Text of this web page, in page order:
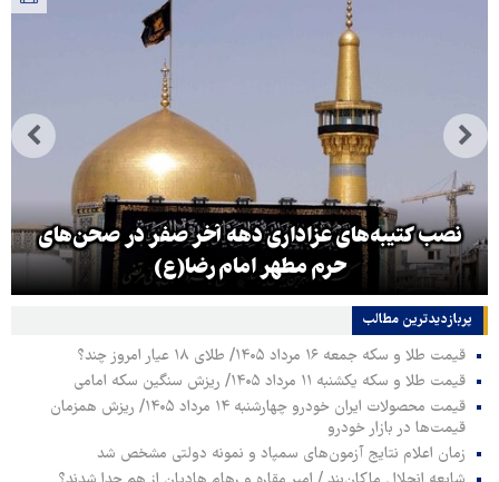
نصب کتیبه‌های عزاداری دهه آخر صفر در صحن‌های
حرم مطهر امام رضا(ع)
پربازدیدترین‌ مطالب
قیمت طلا و سکه جمعه ۱۶ مرداد ۱۴۰۵/ طلای ۱۸ عیار امروز چند؟
قیمت طلا و سکه یکشنبه ۱۱ مرداد ۱۴۰۵/ ریزش سنگین سکه امامی
قیمت محصولات ایران خودرو چهارشنبه ۱۴ مرداد ۱۴۰۵/ ریزش همزمان
قیمت‌ها در بازار خودرو
زمان اعلام نتایج آزمون‌های سمپاد و نمونه دولتی مشخص شد